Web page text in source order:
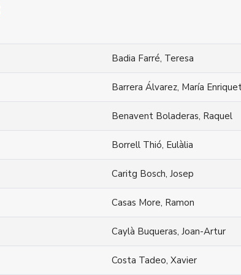
Badia Farré, Teresa
Barrera Álvarez, María
Benavent Boladeras, Raquel
Borrell Thió, Eulàlia
Caritg Bosch, Josep
Casas More, Ramon
Caylà Buqueras, Joan-Artur
Costa Tadeo, Xavier